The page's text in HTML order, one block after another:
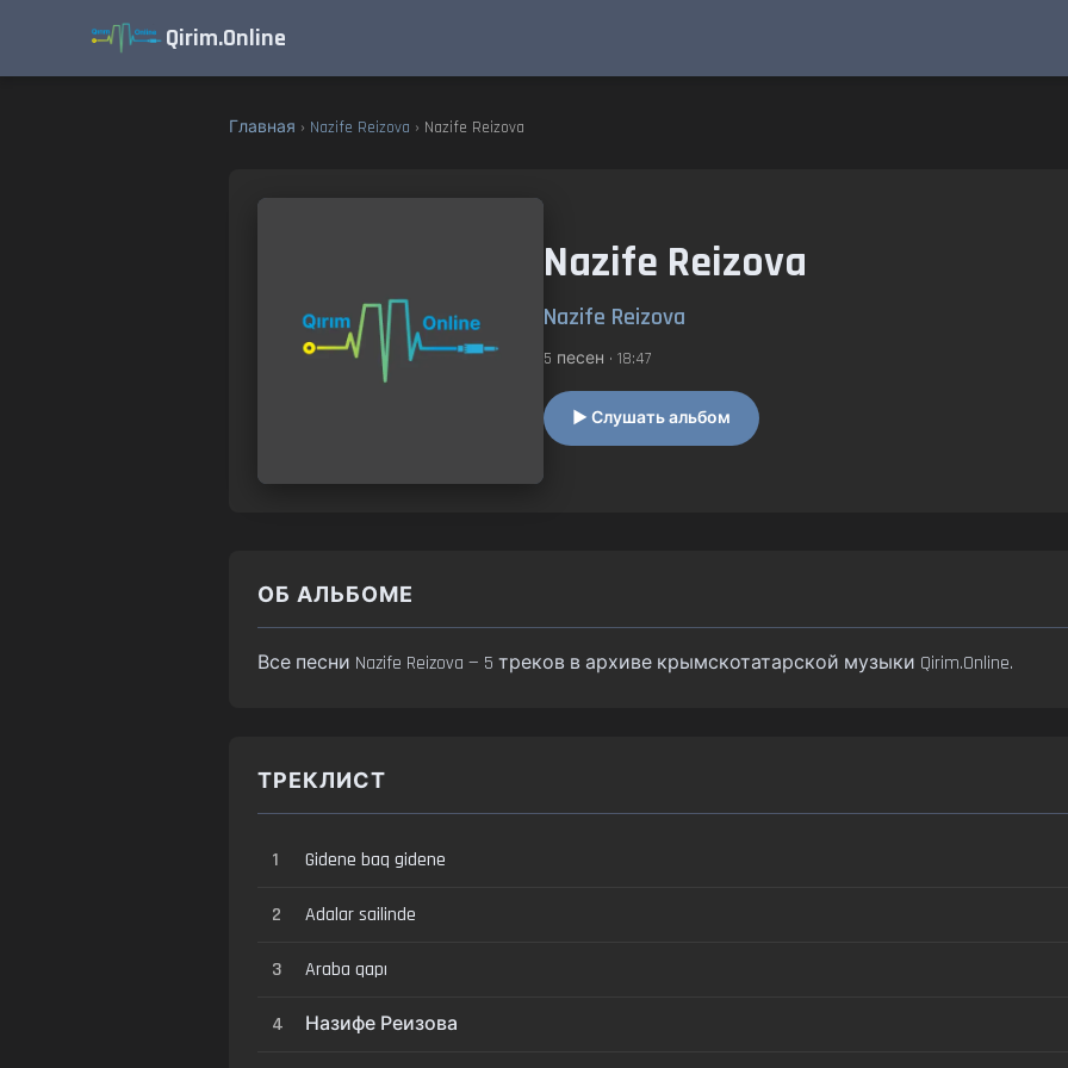
Qirim.Online
Главная › Nazife Reizova › Nazife Reizova
Nazife Reizova
Nazife Reizova
5 песен • 18:47
▶ Слушать альбом
ОБ АЛЬБОМЕ
Все песни Nazife Reizova — 5 треков в архиве крымскотатарской музыки Qirim.Online.
ТРЕКЛИСТ
1 Gidene baq gidene
2 Adalar sailinde
3 Araba qapı
4 Назифе Реизова